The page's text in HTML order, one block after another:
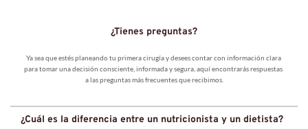
¿Tienes preguntas?
Ya sea que estés planeando tu primera cirugía y desees contar con información clara
para tomar una decisión consciente, informada y segura, aquí encontrarás respuestas
a las preguntas más frecuentes que recibimos.
¿Cuál es la diferencia entre un nutricionista y un dietista?